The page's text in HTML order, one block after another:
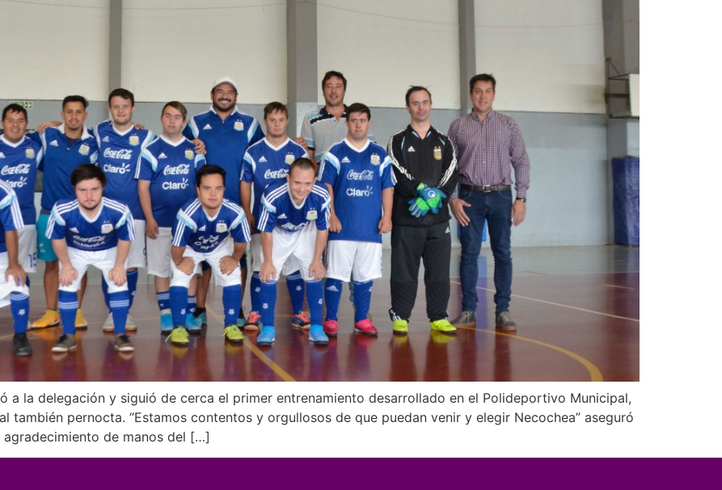
a la delegación y siguió de cerca el primer entrenamiento desarrollado en el Polideportivo Municipal,
también pernocta. “Estamos contentos y orgullosos de que puedan venir y elegir Necochea” aseguró
de manos del […]